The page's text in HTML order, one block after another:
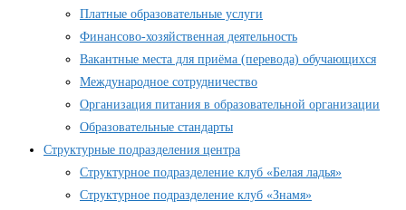
Платные образовательные услуги
Финансово-хозяйственная деятельность
Вакантные места для приёма (перевода) обучающихся
Международное сотрудничество
Организация питания в образовательной организации
Образовательные стандарты
Структурные подразделения центра
Структурное подразделение клуб «Белая ладья»
Структурное подразделение клуб «Знамя»